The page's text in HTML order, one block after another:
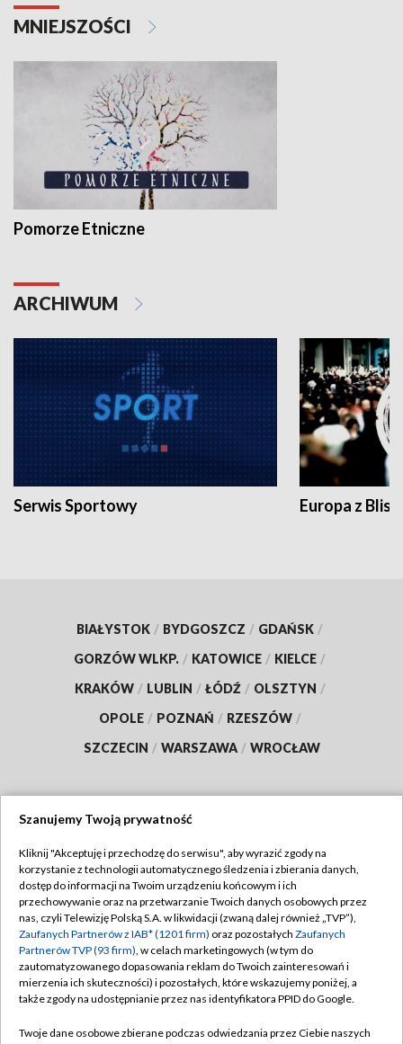
MNIEJSZOŚCI
Pomorze Etniczne
ARCHIWUM
Serwis Sportowy Europa z
BIAŁYSTOK / BYDGOSZCZ / GDAŃSK /
GORZÓW WLKP. / KATOWICE / KIELCE /
KRAKÓW / LUBLIN / ŁÓDŹ / OLSZTYN /
OPOLE / POZNAŃ / RZESZÓW /
SZCZECIN / WARSZAWA / WROCŁAW
TVP
Abonament TVP
Emisja w TVP
Centrum informacji TVP
Naziemna Telewizja Cyfrowa
Regulamin TVP
Polityka prywatności
Moje zgody
Pomoc
Szanujemy Twoją prywatność
Kliknij "Akceptuję i przechodzę do serwisu", aby wyrazić zgody na
korzystanie z technologii automatycznego śledzenia i zbierania danych,
dostęp do informacji na Twoim urządzeniu końcowym i ich
przechowywanie oraz na przetwarzanie Twoich danych osobowych przez
nas, czyli Telewizję Polską S.A. w likwidacji (zwaną dalej również „TVP”),
Zaufanych Partnerów z IAB* (1201 firm) oraz pozostałych Zaufanych
Partnerów TVP (93 firm), w celach marketingowych (w tym do
zautomatyzowanego dopasowania reklam do Twoich zainteresowań i
mierzenia ich skuteczności) i pozostałych, które wskazujemy poniżej, a
także zgody na udostępnianie przez nas identyfikatora PPID do Google.
Twoje dane osobowe zbierane podczas odwiedzania przez Ciebie naszych